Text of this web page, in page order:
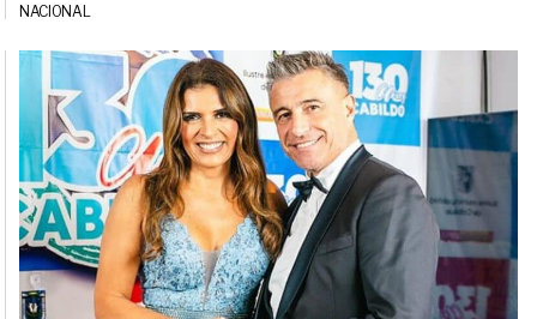
NACIONAL